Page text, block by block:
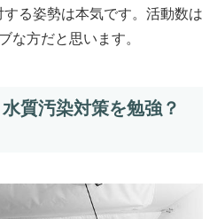
る姿勢は本気です。活動数は
な方だと思います。
質汚染対策を勉強？